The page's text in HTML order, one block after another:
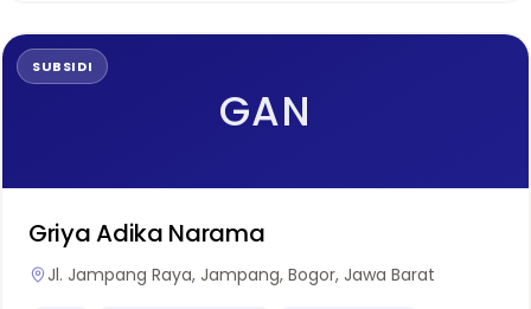
SUBSIDI
GAN
Griya Adika Narama
Jl. Jampang Raya, Jampang, Bogor, Jawa Barat